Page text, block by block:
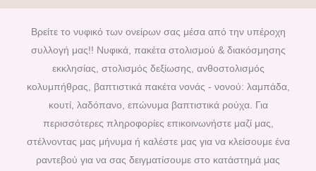
e
b
o
o
k
t
e
r
e
s
t
t
a
g
r
a
m
t
u
b
Βρείτε το νυφικό των ονείρων σας μέσα από την υπέροχη
συλλογή μας!! Νυφικά, πακέτα στολισμού & διακόσμησης
εκκλησίας, στολισμός δεξίωσης, ανθοστολισμός
κολυμπήθρας, βαπτιστικά πακέτα νονάς - νονού: λαμπάδα,
κουτί, λαδόπανο, επώνυμα βαπτιστικά ρούχα. Για
περισσότερες πληροφορίες επικοινωνήστε μαζί μας,
στέλνοντας μας μήνυμα ή καλέστε μας για να κλείσουμε ένα
ραντεβού για να σας δειγματίσουμε στο κατάστημά μας